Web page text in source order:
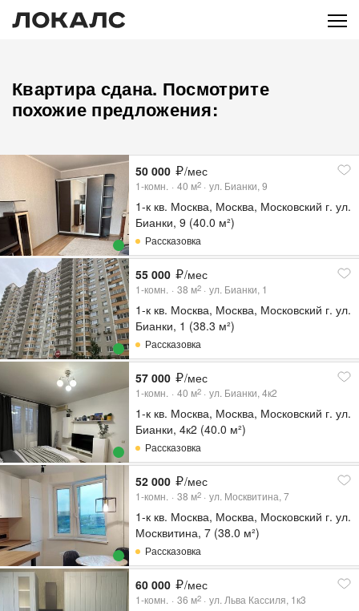
Квартира сдана. Посмотрите
похожие предложения:
50 000 /мес
1-комн. 40 м2 ул. Бианки, 9
1-к кв. Москва, Москва, Московский г. ул.
Бианки, 9 (40.0 м²)
Рассказовка
55 000 /мес
1-комн. 38 м2 ул. Бианки, 1
1-к кв. Москва, Москва, Московский г. ул.
Бианки, 1 (38.3 м²)
Рассказовка
57 000 /мес
1-комн. 40 м2 ул. Бианки, 4к2
1-к кв. Москва, Москва, Московский г. ул.
Бианки, 4к2 (40.0 м²)
Рассказовка
52 000 /мес
1-комн. 38 м2 ул. Москвитина, 7
1-к кв. Москва, Москва, Московский г. ул.
Москвитина, 7 (38.0 м²)
Рассказовка
60 000 /мес
1-комн. 36 м2 ул. Льва Кассиля, 1к3